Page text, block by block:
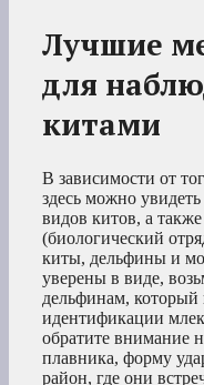
Лучшие
для
китами
В зависимости от
здесь можно
видов китов, а
(биологический
киты, дельфины и
уверены в виде,
дельфинам,
идентификации
обратите внимание
плавника, форму
район, где они